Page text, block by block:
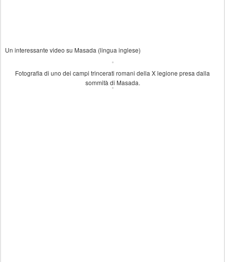
Un interessante video su Masada (lingua inglese)
Fotografia di uno dei campi trincerati romani della X legione presa dalla
sommità di Masada.